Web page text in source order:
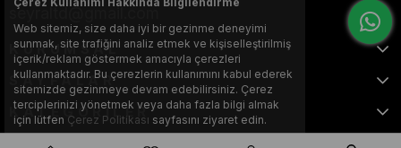
seyraltd@gmail.com
KURUMSAL
SAYFALAR
KATEGORİLER
Web sitemiz, size daha iyi bir gezinme deneyimi
sunmak, site trafiğini analiz etmek ve kişiselleştirilmiş
içerik/reklam göstermek amacıyla çerezleri
kullanmaktadır. Bu çerezlerin kullanımını kabul ederek
sitemizde gezinmeye devam edebilirsiniz. Çerez
terciplerinizi yönetmek veya daha fazla bilgi almak
için lütfen Çerez Politikası sayfasını ziyaret edin.